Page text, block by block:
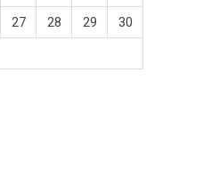
27 28 29
30